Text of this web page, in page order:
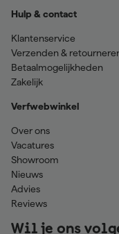
Hulp & contact
Klantenservice
Verzenden &
Betaalmogelijkheden
Zakelijk
Verfwebwinkel
Over ons
Vacatures
Showroom
Nieuws
Advies
Reviews
Wil je ons